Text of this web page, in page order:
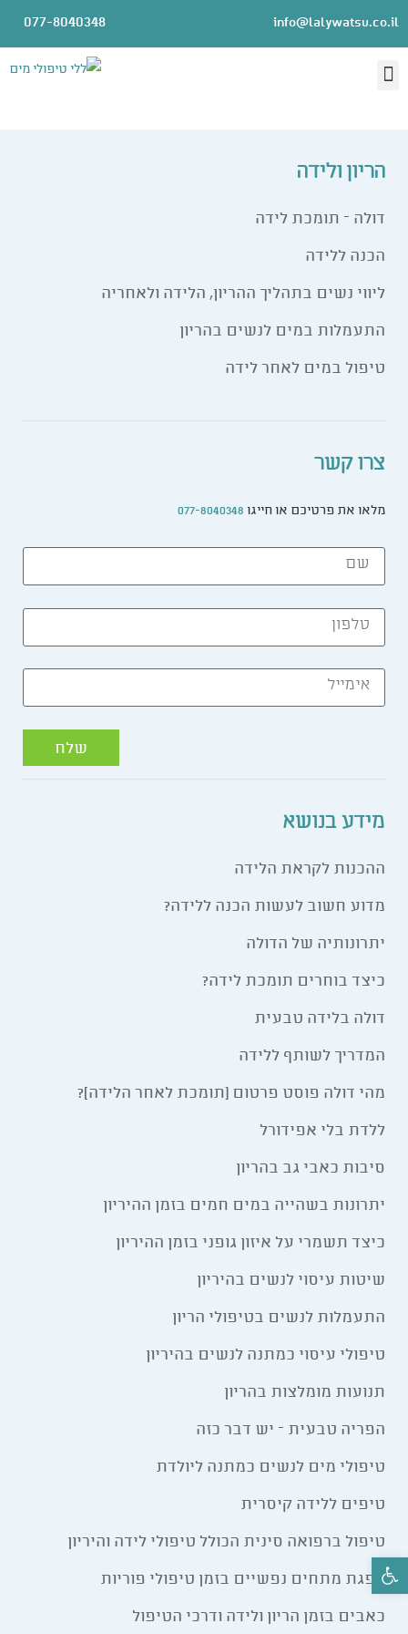
077-8040348 info@lalywatsu.co.il
יתרונות בשהייה במים חמים בזמן
ההיריון
הריון ולידה
דולה – תומכת לידה
הכנה ללידה
ליווי נשים בתהליך ההריון, הלידה ולאחריה
התעמלות במים לנשים בהריון
טיפול במים לאחר לידה
צרו קשר
מלאו את פרטיכם או חייגו 077-8040348
מידע בנושא
ההכנות לקראת הלידה
מדוע חשוב לעשות הכנה ללידה?
יתרונותיה של הדולה
כיצד בוחרים תומכת לידה?
דולה בלידה טבעית
המדריך לשותף ללידה
מהי דולה פוסט פרטום (תומכת לאחר הלידה)?
ללדת בלי אפידורל
סיבות כאבי גב בהריון
יתרונות בשהייה במים חמים בזמן ההיריון
כיצד תשמרי על איזון גופני בזמן ההיריון
שיטות עיסוי לנשים בהיריון
התעמלות לנשים בטיפולי הריון
טיפולי עיסוי כמתנה לנשים בהיריון
תנועות מומלצות בהריון
הפריה טבעית – יש דבר כזה
טיפולי מים לנשים כמתנה ליולדת
טיפים ללידה קיסרית
טיפול ברפואה סינית הכולל טיפולי לידה והיריון
הפגת מתחים נפשיים בזמן טיפולי פוריות
כאבים בזמן הריון ולידה ודרכי הטיפול
פתח סרגל נגישות